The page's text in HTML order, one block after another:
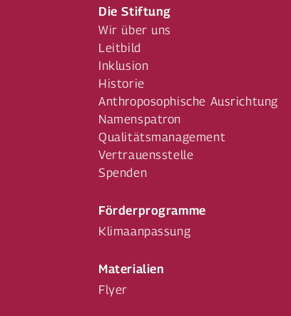
Die Stiftung
Wir über uns
Leitbild
Inklusion
Historie
Anthroposophische Ausrichtung
Namenspatron
Qualitätsmanagement
Vertrauensstelle
Spenden
Förderprogramme
Klimaanpassung
Materialien
Flyer